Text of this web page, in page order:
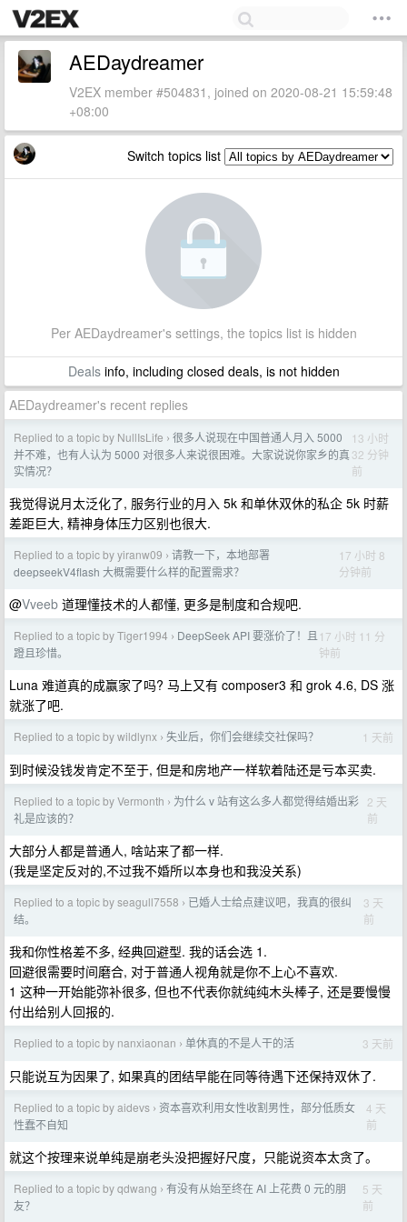
AEDaydreamer
V2EX member #504831, joined on 2020-08-21 15:59:48
+08:00
Switch topics list
Per AEDaydreamer's settings, the topics list is hidden
Dealsinfo, including closed deals, is not hidden
AEDaydreamer's recent replies
Replied to a topic by NullIsLife › 很多人说现在中国普通人月入 5000
并不难，也有人认为 5000 对很多人来说很困难。大家说说你家乡的真
实情况？
13 小时
32 分钟
前
我觉得说月太泛化了, 服务行业的月入 5k 和单休双休的私企 5k 时薪
差距巨大, 精神身体压力区别也很大.
Replied to a topic by yiranw09 › 请教一下，本地部署
deepseekV4flash 大概需要什么样的配置需求？
17 小时 8
分钟前
@Vveeb 道理懂技术的人都懂, 更多是制度和合规吧.
Replied to a topic by Tiger1994 › DeepSeek API 要涨价了！且
蹬且珍惜。
17 小时 11 分
钟前
Luna 难道真的成赢家了吗? 马上又有 composer3 和 grok 4.6, DS 涨
就涨了吧.
Replied to a topic by wildlynx › 失业后，你们会继续交社保吗？ 1 天前
到时候没钱发肯定不至于, 但是和房地产一样软着陆还是亏本买卖.
Replied to a topic by Vermonth › 为什么 v 站有这么多人都觉得结婚出彩
礼是应该的？
2 天
前
大部分人都是普通人, 啥站来了都一样.
(我是坚定反对的,不过我不婚所以本身也和我没关系)
Replied to a topic by seagull7558 › 已婚人士给点建议吧，我真的很纠
结。
3 天
前
我和你性格差不多, 经典回避型. 我的话会选 1.
回避很需要时间磨合, 对于普通人视角就是你不上心不喜欢.
1 这种一开始能弥补很多, 但也不代表你就纯纯木头棒子, 还是要慢慢
付出给别人回报的.
Replied to a topic by nanxiaonan › 单休真的不是人干的活 3 天前
只能说互为因果了, 如果真的团结早能在同等待遇下还保持双休了.
Replied to a topic by aidevs › 资本喜欢利用女性收割男性，部分低质女
性蠢不自知
4 天
前
就这个按理来说单纯是崩老头没把握好尺度，只能说资本太贪了。
Replied to a topic by qdwang › 有没有从始至终在 AI 上花费 0 元的朋
友？
5 天
前